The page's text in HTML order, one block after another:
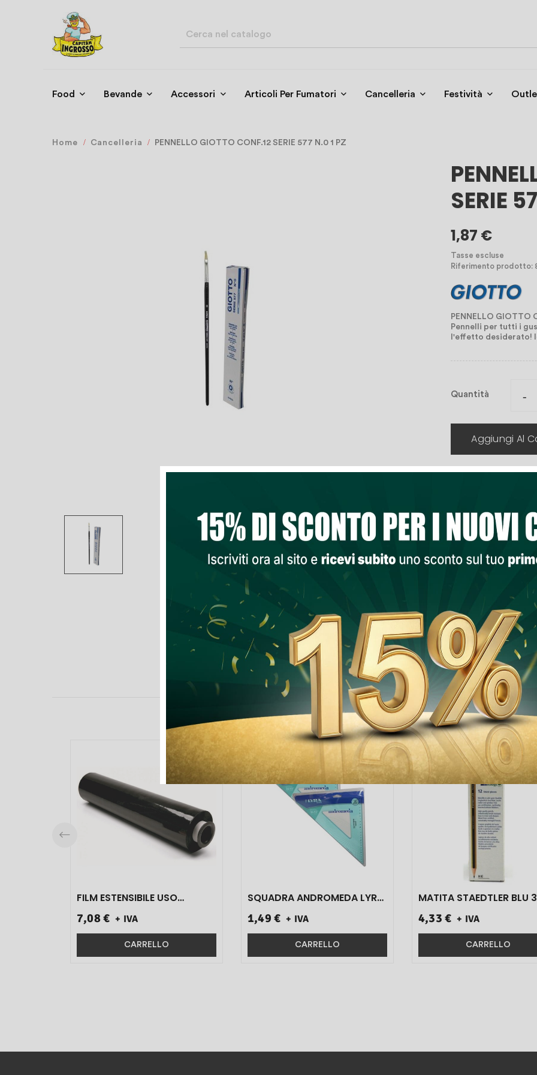
Food Bevande Accessori Articoli Per Fumatori Cancelleria Festività
Home Cancelleria PENNELLO GIOTTO CONF.12 SERIE 577 N.0 1 PZ
SERIE
1,87 €
Tasse escluse
Riferimento prodotto:
PENNELLO GIOTTO
Pennelli per tutti i
l'effetto desiderato!
Quantità
Aggiungi Al
PRODOTTI NELLA STESSA CATEGORIA
FILM ESTENSIBILE USO
KG 2,4 1 PZ}
7,08 € + IVA
CARRELLO
SQUADRA ANDROMEDA LYRA
1,49 € + IVA
CARRELLO
MATITA STAEDTLER BLU
4,33 € + IVA
CARRELLO